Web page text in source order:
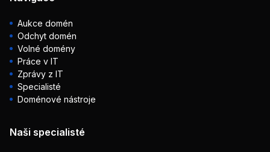
Aukce domén
Odchyt domén
Volné domény
Práce v IT
Zprávy z IT
Specialisté
Doménové nástroje
Naši specialisté